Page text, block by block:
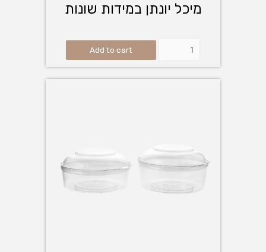
מיכל יונתן במידות שונות
Add to cart